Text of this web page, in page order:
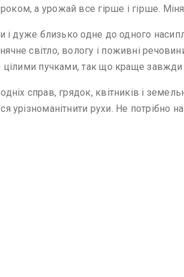
а урожай все гірше і гірше.
і дуже близько одне до одного
світло, вологу і поживні
пучками, так що краще завжди
справ, грядок, квітників і
урізноманітнити рухи. Не потрібно